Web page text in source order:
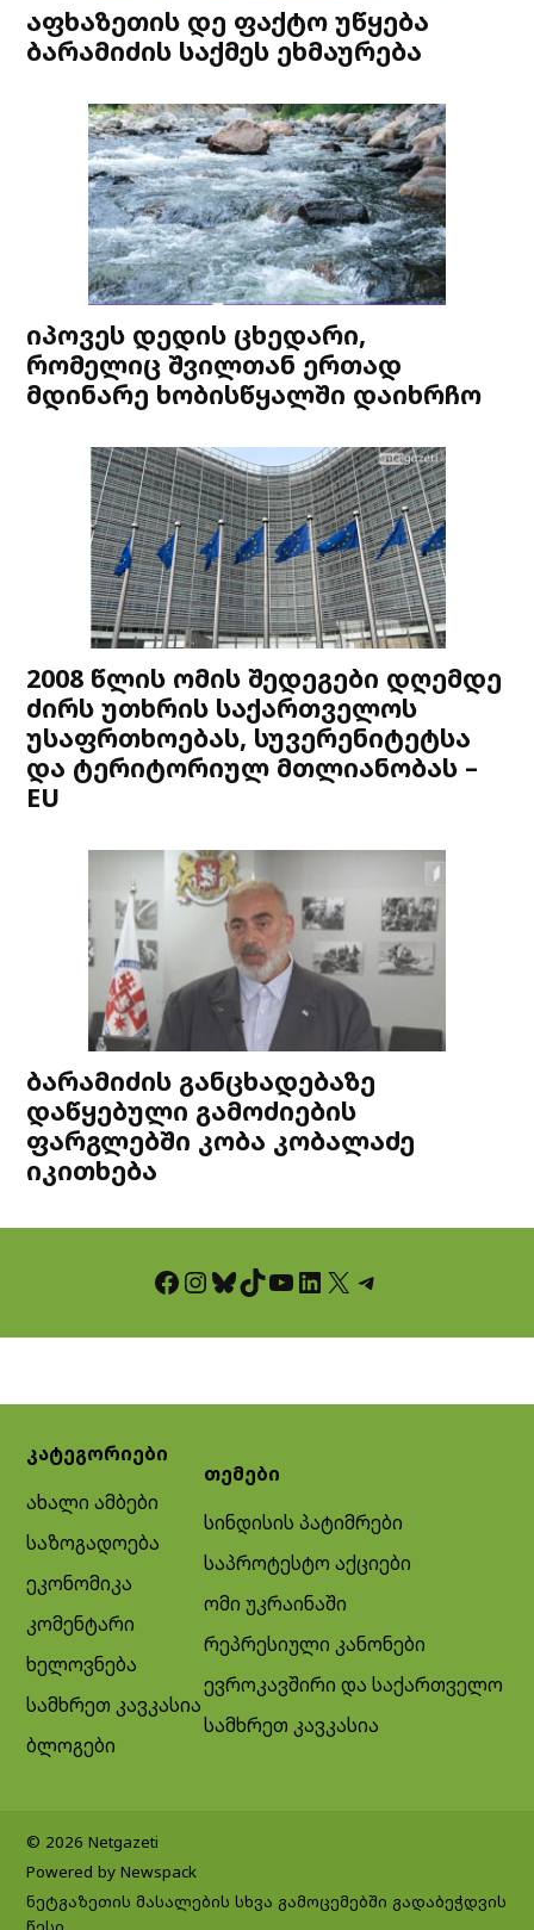
აფხაზეთის დე ფაქტო უწყება
ბარამიძის საქმეს ეხმაურება
იპოვეს დედის ცხედარი,
რომელიც შვილთან ერთად
მდინარე ხობისწყალში დაიხრჩო
2008 წლის ომის შედეგები დღემდე
ძირს უთხრის საქართველოს
უსაფრთხოებას, სუვერენიტეტსა
და ტერიტორიულ მთლიანობას –
EU
ბარამიძის განცხადებაზე
დაწყებული გამოძიების
ფარგლებში კობა კობალაძე
იკითხება
Facebook InstagramBluesky TikTok YouTube LinkedIn X Telegram
კატეგორიები
ახალი ამბები
საზოგადოება
ეკონომიკა
კომენტარი
ხელოვნება
სამხრეთ კავკასია
ბლოგები
თემები
სინდისის პატიმრები
საპროტესტო აქციები
ომი უკრაინაში
რეპრესიული კანონები
ევროკავშირი და საქართველო
სამხრეთ კავკასია
© 2026 Netgazeti
Powered by Newspack
ნეტგაზეთის მასალების სხვა გამოცემებში გადაბეჭდვის